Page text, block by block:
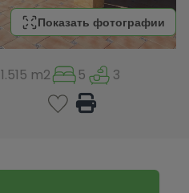
Показать фотографии
1.515 m2 5 3